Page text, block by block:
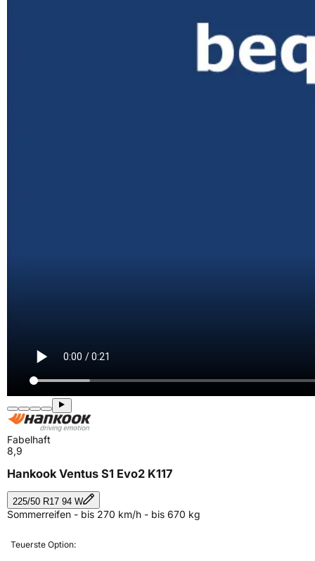
Fabelhaft
8,9
Hankook Ventus S1 Evo2 K117
225/50 R17 94 W
Sommerreifen - bis 270 km/h - bis 670 kg
Teuerste Option: